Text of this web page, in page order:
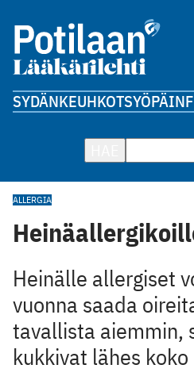
SYDÄNKEUHKOTSYÖPÄ
ALLERGIA
Heinälle allergiset
vuonna saada
tavallista aiemmin,
kukkivat lähes koko